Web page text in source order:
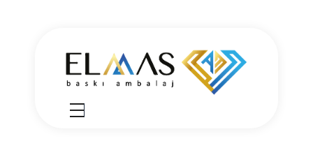
Elmas Ambalajشركة الماس امبلاج في تركيا مختصين في مجالي الطباعة والتغليف للعديد من المنتجات الغذائية والصناعية من رول التغليف وأكياس النايلون بسرعة واتقان وجودة عالية في التنفيذ ضمن أعلى المعايير العالمية وبأسعار منافسة